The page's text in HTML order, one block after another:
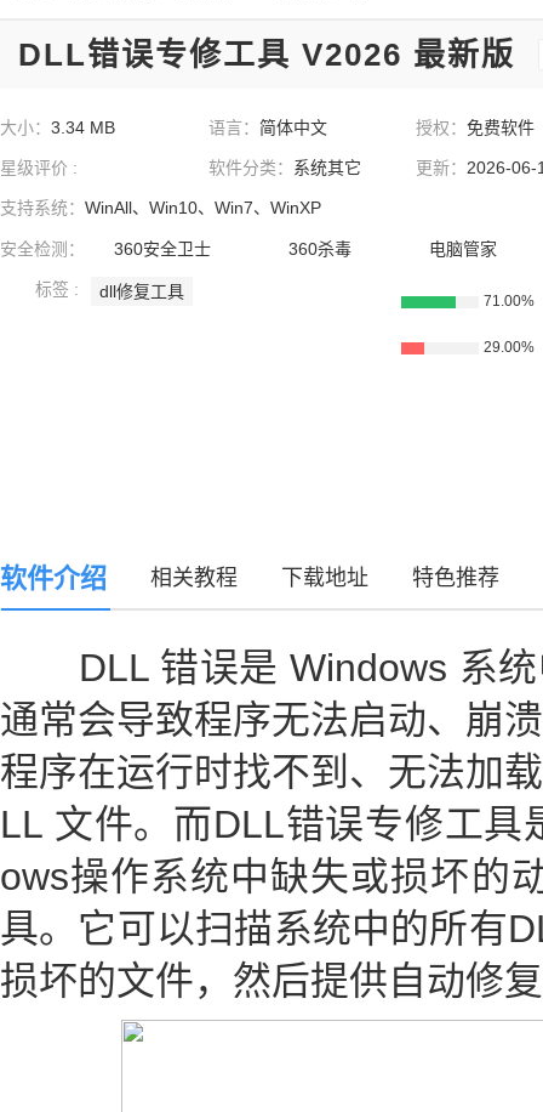
DLL错误专修工具 V2026 最新版
大小： 3.34 MB 语言： 简体中文 授权：免费软件
星级评价 : 软件分类： 系统其它 更新： 2026-06-
支持系统： WinAll、Win10、Win7、WinXP
安全检测： 360安全卫士 360杀毒 电脑管家
标签 : dll修复工具 71.00%
29.00%
软件介绍 相关教程 下载地址 特色推荐
DLL 错误是 Windows 系统
通常会导致程序无法启动、崩
程序在运行时找不到、无法加
LL 文件。而DLL错误专修工
ows操作系统中缺失或损坏的
具。它可以扫描系统中的所有
损坏的文件，然后提供自动修